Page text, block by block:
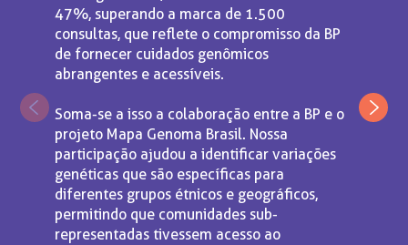
47%, superando a marca de 1.500
consultas, que reflete o compromisso da BP
de fornecer cuidados genômicos
abrangentes e acessíveis.
Soma-se a isso a colaboração entre a BP e o
projeto Mapa Genoma Brasil. Nossa
participação ajudou a identificar variações
genéticas que são específicas para
diferentes grupos étnicos e geográficos,
permitindo que comunidades sub-
representadas tivessem acesso ao